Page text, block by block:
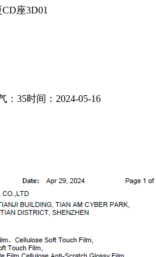
座3D01
：35时间：2024-05-16